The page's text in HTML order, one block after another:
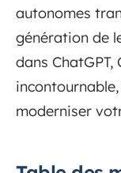
autonomes
génération de
dans
moderniser